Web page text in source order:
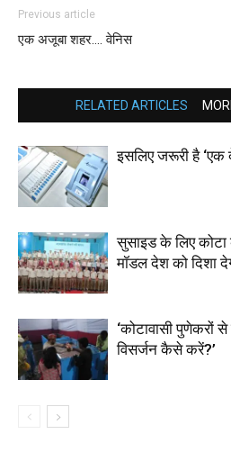
Previous article
एक अजूबा शहर…. वेनिस
RELATED ARTICLES
इसलिए जरूरी है ‘एक
सुसाइड के लिए
मॉडल देश को दिशा
‘कोटावासी पुणेकरों
विसर्जन कैसे करें?’